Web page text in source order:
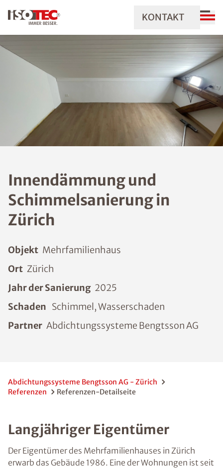
KONTAKT
Innendämmung und
Schimmelsanierung in
Zürich
Objekt Mehrfamilienhaus
Ort Zürich
Jahr der Sanierung 2025
Schaden Schimmel, Wasserschaden
Partner Abdichtungssysteme Bengtsson AG
Abdichtungssysteme Bengtsson AG - Zürich
Referenzen
Referenzen-Detailseite
Langjähriger Eigentümer
Der Eigentümer des Mehrfamilienhauses in Zürich
erwarb das Gebäude 1986. Eine der Wohnungen ist seit